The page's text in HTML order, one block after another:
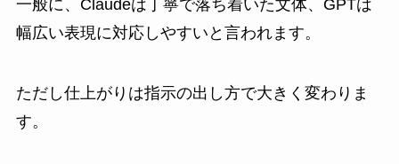
一般に、Claudeは丁寧で落ち着いた文体、GPTは
幅広い表現に対応しやすいと言われます。
ただし仕上がりは指示の出し方で大きく変わりま
す。